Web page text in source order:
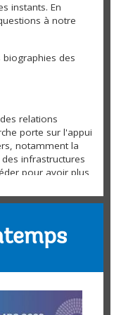
instants. En
à notre
des
relations
porte sur l'appui
notamment la
infrastructures
pour avoir plus
des projets
plus